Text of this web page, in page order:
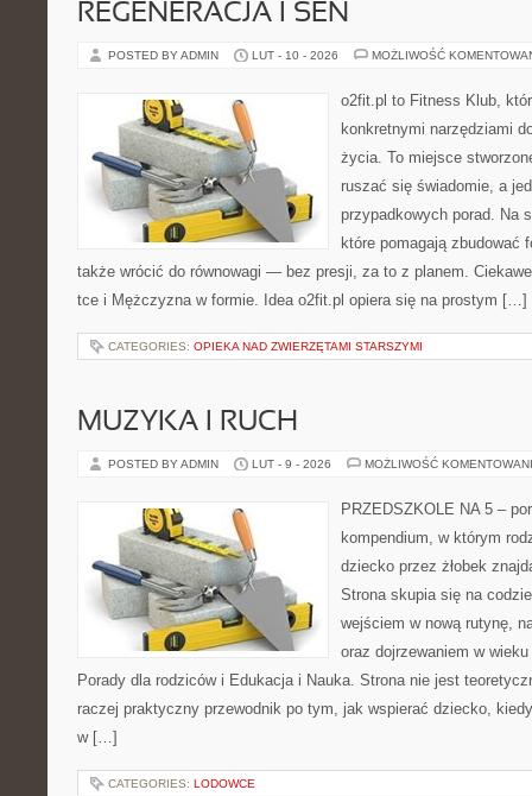
REGENERACJA I SEN
POSTED BY ADMIN LUT - 10 - 2026 MOŻLIWOŚĆ
o2fit.pl to Fitness Klub,
konkretnymi narzędziami
życia. To miejsce
ruszać się świadomie, a
przypadkowych porad. Na
które pomagają zbudować
także wrócić do równowagi — bez presji, za to z planem.
tce i Mężczyzna w formie. Idea o2fit.pl opiera się na prostym […]
CATEGORIES: OPIEKA NAD ZWIERZĘTAMI STARSZYMI
MUZYKA I RUCH
POSTED BY ADMIN LUT - 9 - 2026 MOŻLIWOŚĆ
PRZEDSZKOLE NA 5 –
kompendium, w którym
dziecko przez żłobek
Strona skupia się na
wejściem w nową rutynę,
oraz dojrzewaniem w
Porady dla rodziców i Edukacja i Nauka. Strona nie jest
raczej praktyczny przewodnik po tym, jak wspierać dziecko,
w […]
CATEGORIES: LODOWCE